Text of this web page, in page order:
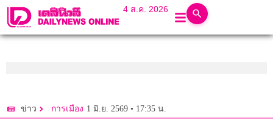
4 ส.ค. 2026
ข่าว การเมือง 1 มิ.ย. 2569 • 17:35 น.